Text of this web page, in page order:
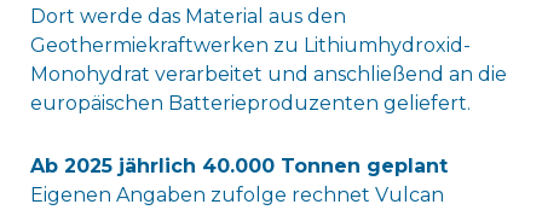
Dort werde das Material aus den
Geothermiekraftwerken zu Lithiumhydroxid-
Monohydrat verarbeitet und anschließend an die
europäischen Batterieproduzenten geliefert.
Ab 2025 jährlich 40.000 Tonnen geplant
Eigenen Angaben zufolge rechnet Vulcan